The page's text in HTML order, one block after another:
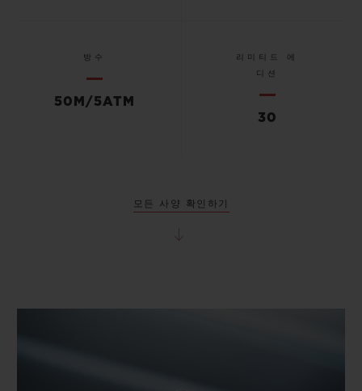
방수
50M/5ATM
리미티드 에
디션
30
모든 사양 확인하기